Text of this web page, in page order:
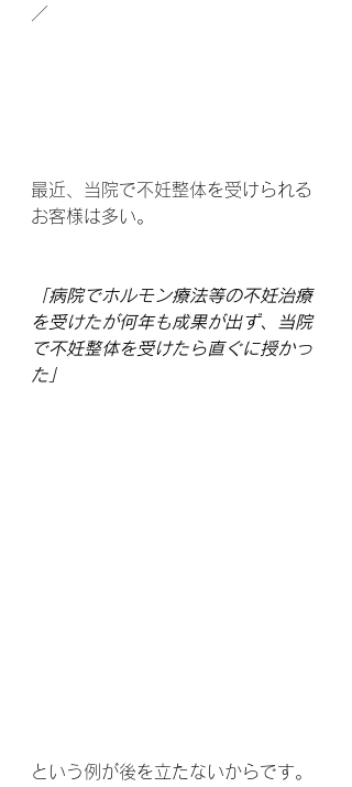
／
最近、当院で不妊整体を受けられる
お客様は多い。
「病院でホルモン療法等の不妊治療
を受けたが何年も成果が出ず、当院
で不妊整体を受けたら直ぐに授かっ
た」
という例が後を立たないからです。